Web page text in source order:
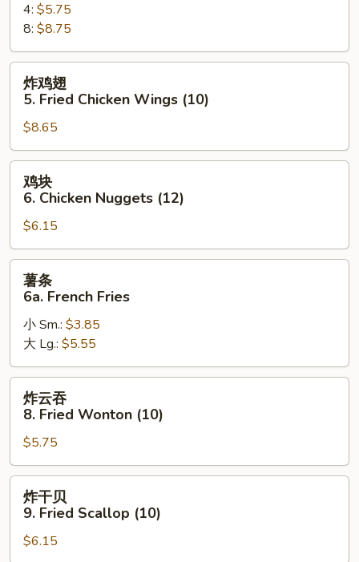
Crabmeat
Rangoon
4: $5.75
8: $8.75
Fried
Chicken
Wings
(10)
炸鸡翅
5. Fried Chicken Wings (10)
$8.65
Chicken
Nuggets
(12)
鸡块
6. Chicken Nuggets (12)
$6.15
6a.
French
Fries
薯条
6a. French Fries
小 Sm.: $3.85
大 Lg.: $5.55
Fried
Wonton
(10)
炸云吞
8. Fried Wonton (10)
$5.75
炸干贝
9. Fried Scallop (10)
$6.15